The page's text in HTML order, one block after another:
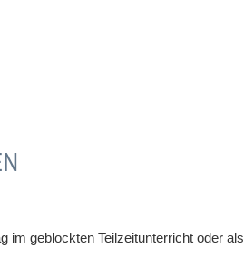
im geblockten Teilzeitunterricht oder als